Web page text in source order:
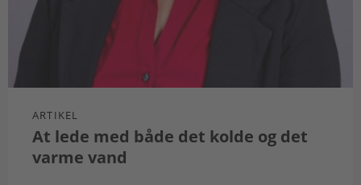
ARTIKEL
At lede med både det kolde og det
varme vand